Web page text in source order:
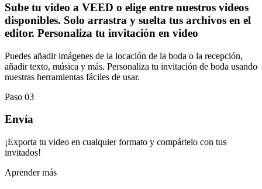
Sube tu video a VEED o elige entre nuestros videos
disponibles. Solo arrastra y suelta tus archivos en el
editor. Personaliza tu invitación en video
Puedes añadir imágenes de la locación de la boda o la recepción,
añadir texto, música y más. Personaliza tu invitación de boda usando
nuestras herramientas fáciles de usar.
Paso 03
Envía
¡Exporta tu video en cualquier formato y compártelo con tus
invitados!
Aprender más